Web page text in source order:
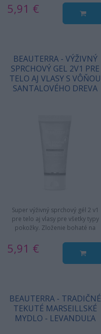
5,91 €
BEAUTERRA - VÝŽIVNÝ
SPRCHOVÝ GEL 2V1 PRE
TELO AJ VLASY S VÔŇOU
SANTALOVÉHO DREVA
Super výživný sprchový gél 2 v1
pre telo aj vlasy pre všetky typy
pokožky. Zloženie bohaté na
5,91 €
BEAUTERRA - TRADIČNÉ
TEKUTÉ MARSEILLSKÉ
MYDLO - LEVANDUĽA